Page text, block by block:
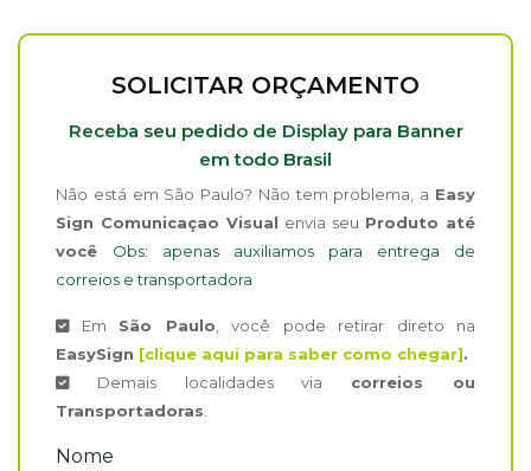
SOLICITAR ORÇAMENTO
Receba seu pedido de Display para Banner
em todo Brasil
Não está em São Paulo? Não tem problema, a Easy
Sign Comunicaçao Visual envia seu Produto até
você Obs: apenas auxiliamos para entrega de
correios e transportadora
Em São Paulo , você pode retirar direto na
EasySign [clique aqui para saber como chegar].
Demais localidades via correios ou
Transportadoras
Nome